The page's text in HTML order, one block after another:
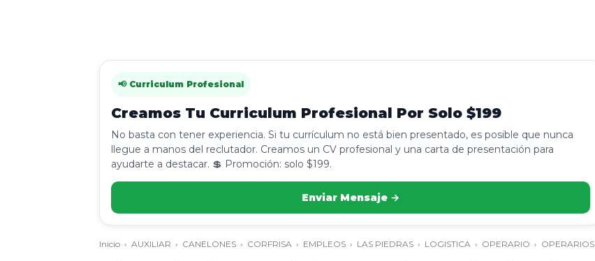
📢 Curriculum Profesional
Creamos Tu Curriculum Profesional Por Solo $199
No basta con tener experiencia. Si tu currículum no está bien presentado, es posible que nunca
llegue a manos del reclutador. Creamos un CV profesional y una carta de presentación para
ayudarte a destacar. 💲 Promoción: solo $199.
Enviar Mensaje →
Inicio › AUXILIAR › CANELONES › CORFRISA › EMPLEOS › LAS PIEDRAS › LOGISTICA › OPERARIO › OPERARIOS